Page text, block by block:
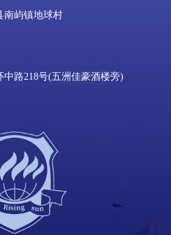
南屿镇地球村
路218号(五洲佳豪酒楼旁)